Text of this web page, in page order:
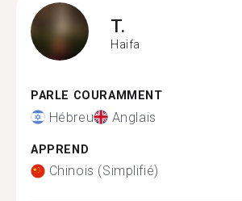
T.
Haifa
PARLE COURAMMENT
Hébreu Anglais
APPREND
Chinois (Simplifié)